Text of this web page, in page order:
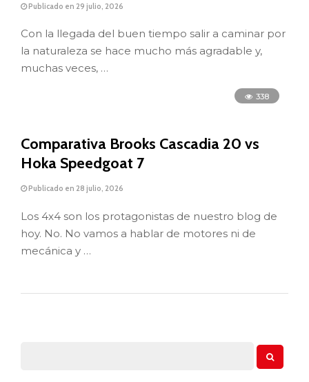
Publicado en 29 julio, 2026
Con la llegada del buen tiempo salir a caminar por
la naturaleza se hace mucho más agradable y,
muchas veces, …
338
Comparativa Brooks Cascadia 20 vs
Hoka Speedgoat 7
Publicado en 28 julio, 2026
Los 4x4 son los protagonistas de nuestro blog de
hoy. No. No vamos a hablar de motores ni de
mecánica y …